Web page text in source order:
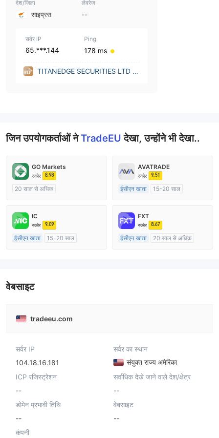
देश/जिला
साइप्रस
लेवरेज
--
सर्वर IP
65.***.144
Ping
178 ms
TITANEDGE SECURITIES LTD (C
जिन उपयोगकर्ताओं नेTradeEUदेखा, उन्होंने भी देखा..
GO Markets
स्कोर 8.98
20 साल से अधिक
मार्केट मेकिंग (एमएम)
AVATRADE
स्कोर 9.51
ईसीएन खाता
15-20 साल
मार्केट मेकिंग (एमएम)
मुख्य-लेबल MT4
IC
स्कोर 9.09
ईसीएन खाता
15-20 साल
FXT
स्कोर 8.67
ईसीएन खाता
20 साल से अधिक
वेबसाइट
tradeeu.com
सर्वर IP
104.18.16.181
सर्वर का स्थान
संयुक्त राज्य अमेरिका
ICP रजिस्ट्रेशन
--
सर्वाधिक देखे जाने वाले देश/क्षेत्र
--
डोमेन प्रभावी तिथि
--
वेबसाइट
--
कंपनी